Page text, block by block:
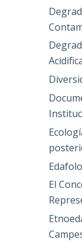
El